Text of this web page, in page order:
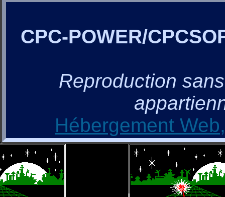
CPC-POWER/
Reproduction
Hébergement